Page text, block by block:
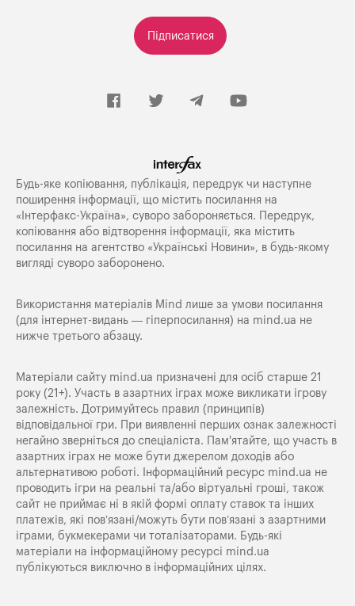
Підписатися
Будь-яке копiювання, публiкацiя, передрук чи наступне
поширення iнформацiї, що мiстить посилання на
«Iнтерфакс-Україна», суворо забороняється. Передрук,
копіювання або відтворення інформації, яка містить
посилання на агентство «Українські Новини», в будь-якому
вигляді суворо заборонено.
Використання матеріалів Mind лише за умови посилання
(для інтернет-видань — гіперпосилання) на mind.ua не
нижче третього абзацу.
Матеріали сайту mind.ua призначені для осіб старше 21
року (21+). Участь в азартних іграх може викликати ігрову
залежність. Дотримуйтесь правил (принципів)
відповідальної гри. При виявленні перших ознак залежності
негайно зверніться до спеціаліста. Пам'ятайте, що участь в
азартних іграх не може бути джерелом доходів або
альтернативою роботі. Інформаційний ресурс mind.ua не
проводить ігри на реальні та/або віртуальні гроші, також
сайт не приймає ні в якій формі оплату ставок та інших
платежів, які пов’язані/можуть бути пов’язані з азартними
іграми, букмекерами чи тоталізаторами. Будь-які
матеріали на інформаційному ресурсі mind.ua
публікуються виключно в інформаційних цілях.